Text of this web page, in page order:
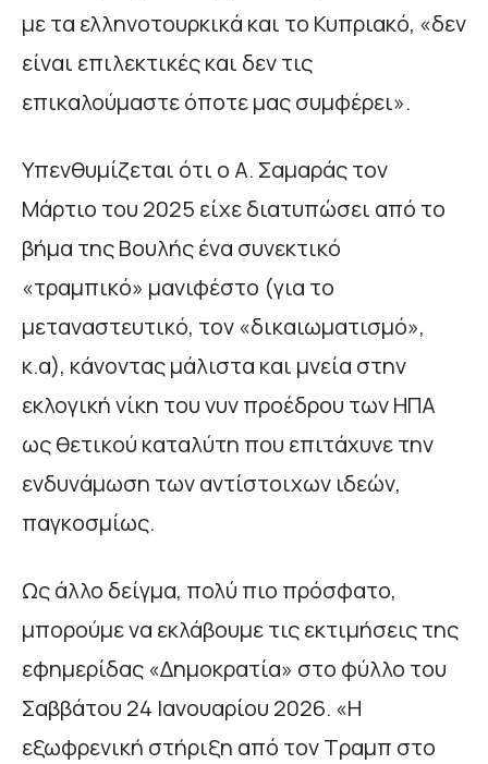
με τα ελληνοτουρκικά και το Κυπριακό, «δεν
είναι επιλεκτικές και δεν τις
επικαλούμαστε όποτε μας συμφέρει».
Υπενθυμίζεται ότι ο Α. Σαμαράς τον
Μάρτιο του 2025 είχε διατυπώσει από το
βήμα της Βουλής ένα συνεκτικό
«τραμπικό» μανιφέστο (για το
μεταναστευτικό, τον «δικαιωματισμό»,
κ.α), κάνοντας μάλιστα και μνεία στην
εκλογική νίκη του νυν προέδρου των ΗΠΑ
ως θετικού καταλύτη που επιτάχυνε την
ενδυνάμωση των αντίστοιχων ιδεών,
παγκοσμίως.
Ως άλλο δείγμα, πολύ πιο πρόσφατο,
μπορούμε να εκλάβουμε τις εκτιμήσεις της
εφημερίδας «Δημοκρατία» στο φύλλο του
Σαββάτου 24 Ιανουαρίου 2026. «Η
εξωφρενική στήριξη από τον Τραμπ στο